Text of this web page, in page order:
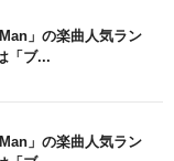
」の楽曲人気ラン
「ブ...
」の楽曲人気ラン